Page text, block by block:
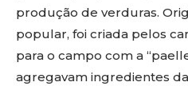
produção de verduras.
popular, foi criada pelos
para o campo com a
agregavam ingredientes